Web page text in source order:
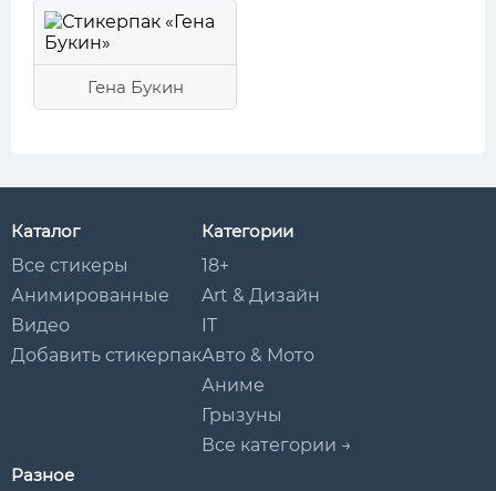
Гена Букин
Каталог
Все стикеры
Анимированные
Видео
Добавить стикерпак
Категории
18+
Art & Дизайн
IT
Авто & Мото
Аниме
Грызуны
Все категории →
Разное